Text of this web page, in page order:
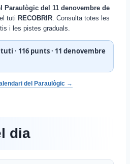
Paraulògic del 11 denovembre de
tuti RECOBRIR . Consulta totes les
i les pistes graduals.
· 116 punts · 11 denovembre
del Paraulògic →
dia